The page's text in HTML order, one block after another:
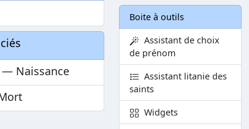
— Naissance
Boite à outils
Assistant de choix
de prénom
Assistant litanie des
saints
Widgets